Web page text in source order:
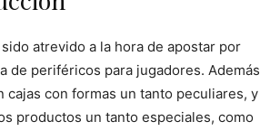
sido atrevido a la hora de apostar por
de periféricos para jugadores. Además
cajas con formas un tanto peculiares, y
productos un tanto especiales, como